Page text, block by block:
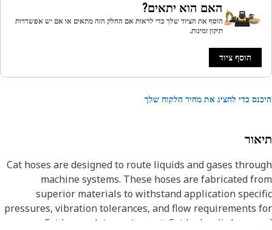
האם הוא יתאים?
הוסף את הציוד שלך כדי לראות אם החלק הזה מתאים או אם יש אפשרויות
תיקון זמינות.
הוסף ציוד
כדי להציג את מחיר הלקוח שלך
Cat hoses are designed to route liquids and gases
machine systems. These hoses are fabricated
superior materials to withstand application
pressures, vibration tolerances, and flow requirements
Cat heavy-duty equipment. Cat hydraulic hose